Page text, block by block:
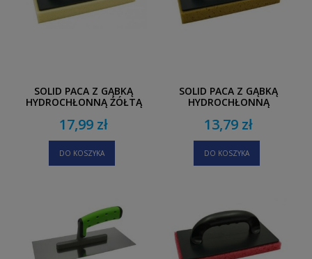
SOLID PACA Z GĄBKĄ
HYDROCHŁONNĄ ŻÓŁTĄ
17,99 zł
DO KOSZYKA
SOLID PACA Z GĄBKĄ
HYDROCHŁONNĄ
13,79 zł
DO KOSZYKA